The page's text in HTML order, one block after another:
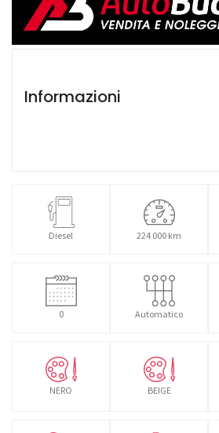
Informazioni
Diesel 224 000 km
0 Automatico
NERO BEIGE